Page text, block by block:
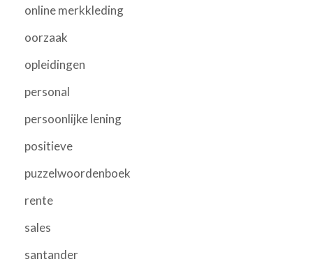
online merkkleding
oorzaak
opleidingen
personal
persoonlijke lening
positieve
puzzelwoordenboek
rente
sales
santander